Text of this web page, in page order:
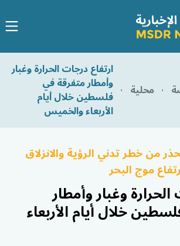
محلية
ارتفاع درجات الحرارة وغبار
وأمطار متفرقة في
فلسطين خلال أيام
الأربعاء والخميس
من خطر تدني الرؤية والانزلاق
موج البحر
وغبار وأمطار
خلال أيام الأربعاء